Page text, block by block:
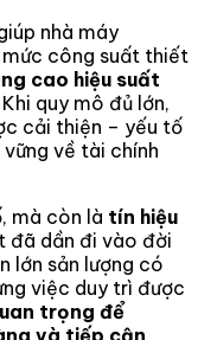
nhà máy
mức công suất thiết
cao hiệu suất
Khi quy mô đủ lớn,
cải thiện – yếu tố
về tài chính
mà còn là tín hiệu
đã dần đi vào đời
lớn sản lượng có
việc duy trì được
trọng để
và tiếp cận